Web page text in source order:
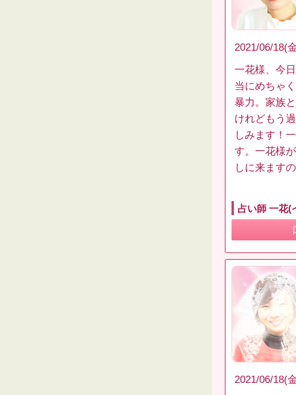
2021/06/18(
一花様、今
当にめちゃ
暴力。家族
けれどもう
しみます！
す。一花様
しに来ます
占い師 一花(
2021/06/18(